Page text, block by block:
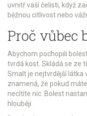
uvnitř vaší čelisti, když
běžnou citlivost nebo
Proč vůbec
Abychom pochopili
tvrdá kost. Skládá se ze
Smalt je nejtvrdější látka
znamená, že pokud
necítíte nic. Bolest
hlouběji.